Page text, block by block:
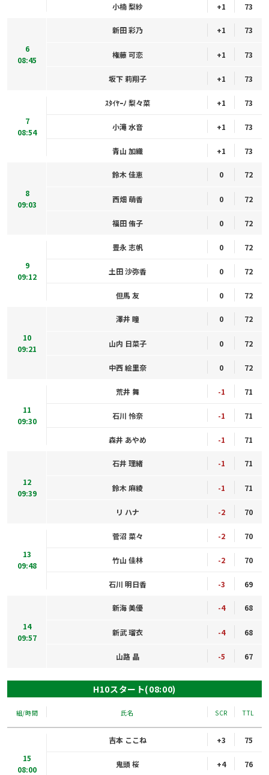
小楠 梨紗 +1 73
6
08:45
新田 彩乃 +1 73
権藤 可恋 +1 73
坂下 莉翔子 +1 73
7
08:54
ｽﾀｲﾔｰﾉ 梨々菜 +1 73
小滝 水音 +1 73
青山 加織 +1 73
8
09:03
鈴木 佳恵 0 72
西畑 萌香 0 72
福田 侑子 0 72
9
09:12
豊永 志帆 0 72
土田 沙弥香 0 72
但馬 友 0 72
10
09:21
澤井 瞳 0 72
山内 日菜子 0 72
中西 絵里奈 0 72
11
09:30
荒井 舞 -1 71
石川 怜奈 -1 71
森井 あやめ -1 71
12
09:39
石井 理緒 -1 71
鈴木 麻綾 -1 71
リ ハナ -2 70
13
09:48
菅沼 菜々 -2 70
竹山 佳林 -2 70
石川 明日香 -3 69
14
09:57
新海 美優 -4 68
新武 瑠衣 -4 68
山路 晶 -5 67
H10スタート(08:00)
組/時間 氏名 SCR TTL
15
08:00
吉本 ここね +3 75
鬼頭 桜 +4 76